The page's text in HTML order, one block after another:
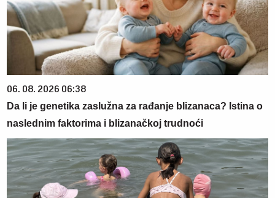
06. 08. 2026 06:38
Da li je genetika zaslužna za rađanje blizanaca? Istina o
naslednim faktorima i blizanačkoj trudnoći